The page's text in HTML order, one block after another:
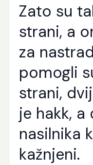
Zato su
strani, a
za
pomogli
strani,
je hakk, a
nasilnika
kažnjeni.